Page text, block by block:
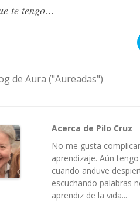
te tengo…
de Aura ("Aureadas")
Acerca de Pilo Cruz
No me gusta
aprendizaje. Aún
cuando anduve
escuchando palabras
aprendiz de la vida...